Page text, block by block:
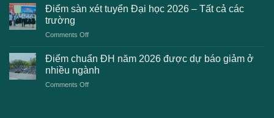
kiến
thanh
tuyển
ĐH
chuẩn
Đại
Công
thương
Điểm sàn xét tuyển Đại học 2026 – Tất cả các
trường
Comments Offon
sàn
xét
tuyển
Đại
Điểm chuẩn ĐH năm 2026 được dự báo giảm ở
nhiều ngành
Comments Offon